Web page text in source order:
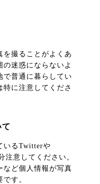
を撮ることがよくあ
迷惑にならないよ
で普通に暮らしてい
に注意してくださ
いるTwitterや
注意してください。
など個人情報が写真
す。